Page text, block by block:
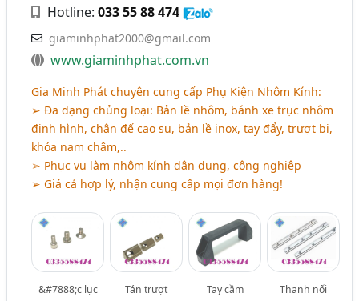
Hotline:033 55 88 474
giaminhphat2000@gmail.com
www.giaminhphat.com.vn
Gia Minh Phát chuyên cung cấp Phụ Kiện Nhôm Kính:
➢ Đa dạng chủng loại: Bản lề nhôm, bánh xe trục nhôm
định hình, chân đế cao su, bản lề inox, tay đẩy, trượt bi,
khóa nam châm,..
➢ Phục vụ làm nhôm kính dân dụng, công nghiệp
➢ Giá cả hợp lý, nhận cung cấp mọi đơn hàng!
&#7888;c lục
Tán trượt Tay cầm Thanh nối